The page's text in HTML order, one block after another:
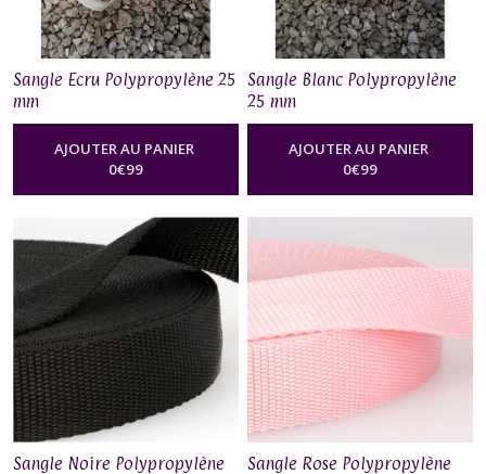
Sangle Ecru Polypropylène 25
mm
AJOUTER AU PANIER
0€99
Sangle Blanc Polypropylène
25 mm
AJOUTER AU PANIER
0€99
Sangle Noire Polypropylène Sangle Rose Polypropylène